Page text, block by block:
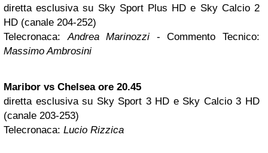
diretta esclusiva su Sky Sport Plus HD e Sky Calcio 2
HD (canale 204-252)
Telecronaca:Andrea Marinozzi - Commento Tecnico:
Massimo Ambrosini
Maribor vs Chelsea ore 20.45
diretta esclusiva su Sky Sport 3 HD e Sky Calcio 3 HD
(canale 203-253)
Telecronaca: Lucio Rizzica